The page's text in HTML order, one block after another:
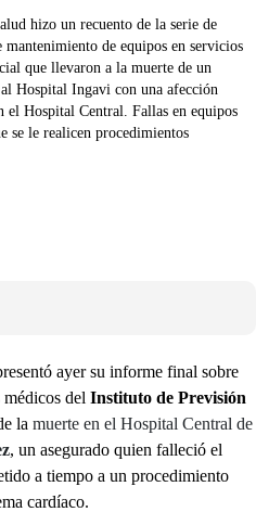
hizo un recuento de la serie de
de equipos en servicios
que llevaron a la muerte de un
Hospital Ingavi con una afección
el Hospital Central. Fallas en equipos
se le realicen procedimientos
ayer su informe final sobre
del Instituto de Previsión
la muerte en el Hospital Central de
, un asegurado quien falleció el
a tiempo a un procedimiento
cardíaco.